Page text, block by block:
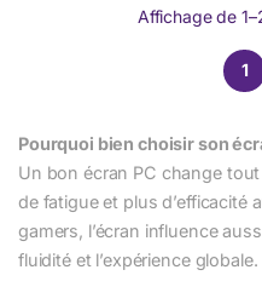
Affichage de
1
Pourquoi bien choisir son
Un bon écran PC change
de fatigue et plus d’efficacité
gamers, l’écran influence
fluidité et l’expérience globale.